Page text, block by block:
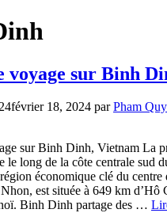
voyage sur Binh
février 18, 2024 parPham
sur Binh Dinh, Vietnam La
le long de la côte centrale sud
économique clé du centre
est située à 649 km
Binh Dinh partage des …